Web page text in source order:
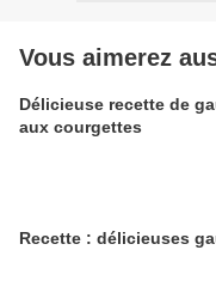
Vous aimerez
Délicieuse recette de
aux courgettes
Recette : délicieuses